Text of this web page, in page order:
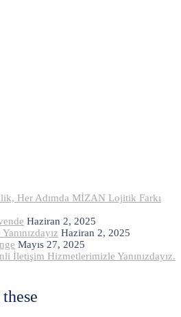
Her Adımda MİZAN Lojitik Farkı
Haziran 2, 2025
Haziran 2, 2025
Mayıs 27, 2025
İletişim Hizmetlerimizle Yanınızdayız.